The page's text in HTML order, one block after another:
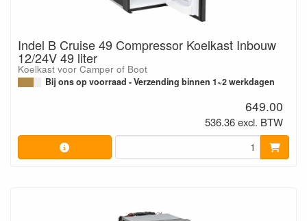
Indel B Cruise 49 Compressor Koelkast Inbouw
12/24V 49 liter
Koelkast voor Camper of Boot
Bij ons op voorraad - Verzending binnen 1~2 werkdagen
649.00
536.36 excl. BTW